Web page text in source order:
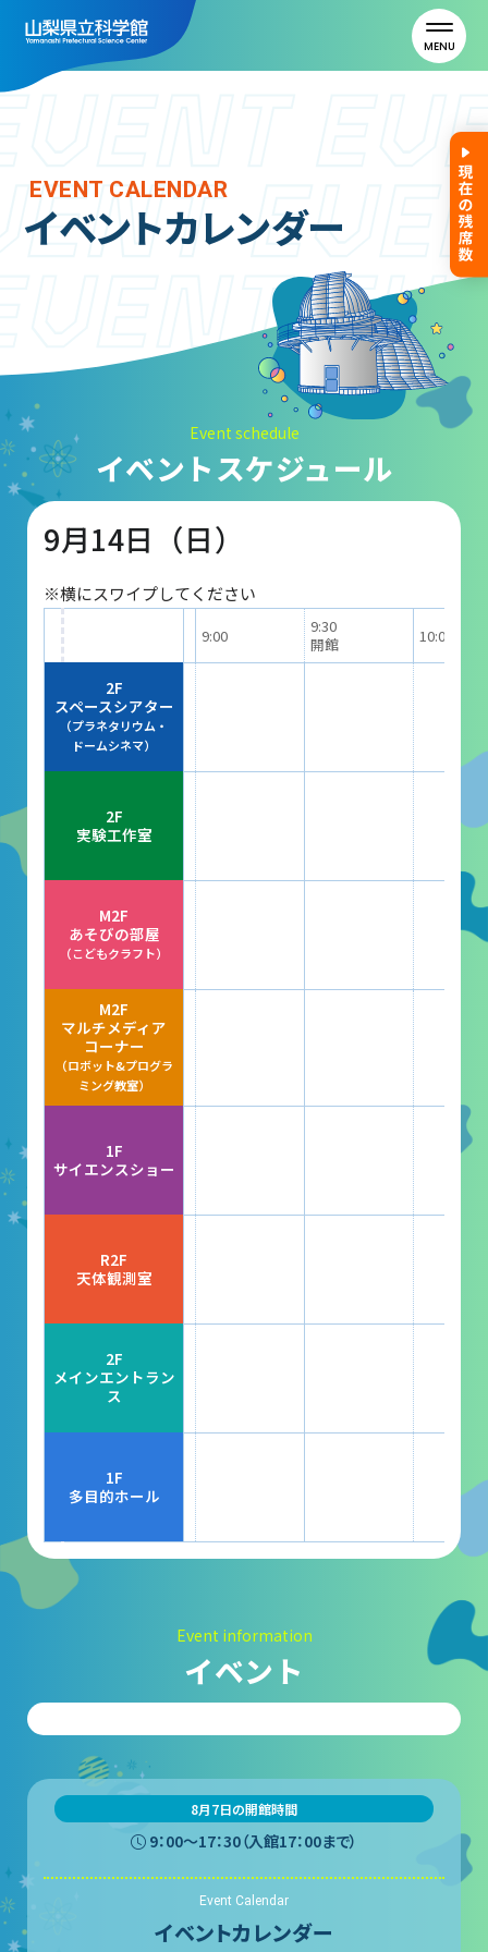
MENU
利用案内
山梨県立科学館について
団体予約受付
2026年度の利用はこちら
施設案内
フロアガイド
展望テラス・円形広場
スペースシアター
実験工作室
ミュージアムショップ
レストラン
あそびの部屋
マルチメディアコーナー
大村智名誉館長
サイエンスショーブース
多目的ホール
作品展
大村賞
科学館で働きたい方へ
実験・展示分野のアルバイト募集
インフォメーション アルバイト募集
科学館ボランティア募集
職場体験・実習・CST
博物館実習について
EVENT CALENDAR
イベントカレンダー
Event schedule
イベントスケジュール
9月14日（日）
※横にスワイプしてください
9:00
9:30
開館
10:00
2F
スペースシアター
（プラネタリウム・
ドームシネマ）
2F
実験工作室
M2F
あそびの部屋
（こどもクラフト）
M2F
マルチメディア
コーナー
（ロボット&プログラ
ミング教室）
1F
サイエンスショー
R2F
天体観測室
2F
メインエントラン
ス
1F
多目的ホール
Event information
イベント
8月7日の開館時間
9：00〜17：30（入館17：00まで）
Event Calendar
イベントカレンダー